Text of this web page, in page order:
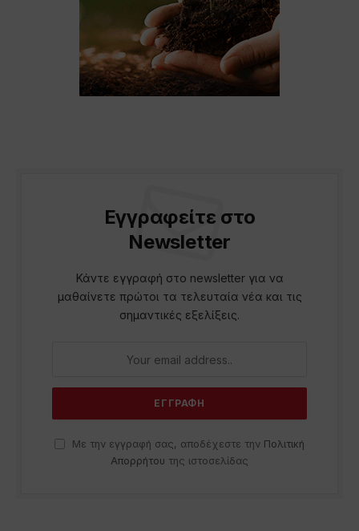
Εγγραφείτε στο
Newsletter
Κάντε εγγραφή στο newsletter για να
μαθαίνετε πρώτοι τα τελευταία νέα και τις
σημαντικές εξελίξεις.
Με την εγγραφή σας, αποδέχεστε την Πολιτική
Απορρήτου της ιστοσελίδας